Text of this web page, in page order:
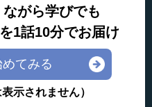
がら学びでも
1話10分でお届け
てみる
示されません）